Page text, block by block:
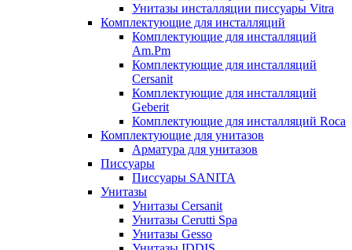
Унитазы инсталляции писсуары Vitra
Комплектующие для инсталляций
Комплектующие для инсталляций
Am.Pm
Комплектующие для инсталляций
Cersanit
Комплектующие для инсталляций
Geberit
Комплектующие для инсталляций Roca
Комплектующие для унитазов
Арматура для унитазов
Писсуары
Писсуары SANITA
Унитазы
Унитазы Cersanit
Унитазы Cerutti Spa
Унитазы Gesso